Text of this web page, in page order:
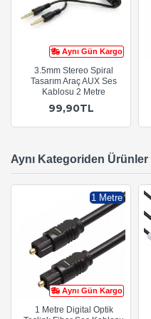
Aynı Gün Kargo
3.5mm Stereo Spiral
Tasarım Araç AUX Ses
Kablosu 2 Metre
99,90TL
Aynı Kategoriden Ürünler
Aynı Gün Kargo
1 Metre
1 Metre Digital Optik